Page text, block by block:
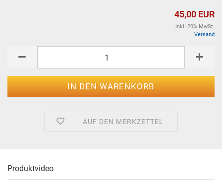
45,00 EUR
inkl. 20% MwSt.
Versand
AUF DEN MERKZETTEL
Produktvideo